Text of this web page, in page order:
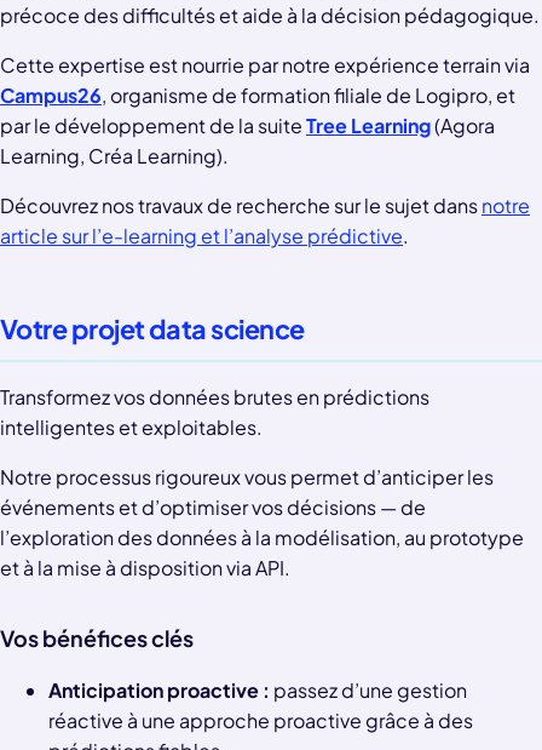
précoce des difficultés et aide à la décision pédagogique.
Cette expertise est nourrie par notre expérience terrain via
Campus26, organisme de formation filiale de Logipro, et
par le développement de la suiteTree Learning(Agora
Learning, Créa Learning).
Découvrez nos travaux de recherche sur le sujet dansnotre
article sur l’e-learning et l’analyse prédictive.
Votre projet data science
Transformez vos données brutes en prédictions
intelligentes et exploitables.
Notre processus rigoureux vous permet d’anticiper les
événements et d’optimiser vos décisions — de
l’exploration des données à la modélisation, au prototype
et à la mise à disposition via API.
Vos bénéfices clés
Anticipation proactive : passez d’une gestion
réactive à une approche proactive grâce à des